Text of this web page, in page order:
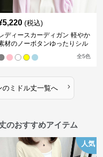
5,220 (税込)
ディースカーディガン 軽やか
材のノーボタンゆったりシル
全5色
のミドル丈一覧へ ›
のおすすめアイテム
人気